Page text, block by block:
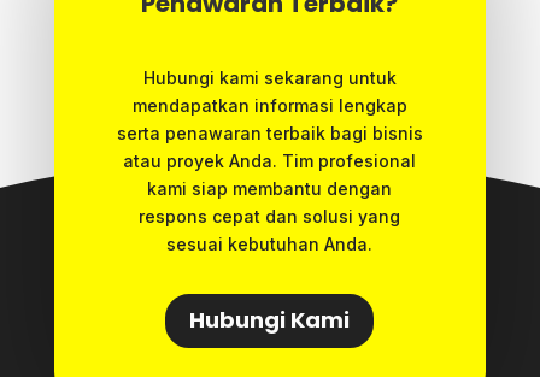
Hubungi kami sekarang untuk
mendapatkan informasi lengkap
serta penawaran terbaik bagi bisnis
atau proyek Anda. Tim profesional
kami siap membantu dengan
respons cepat dan solusi yang
sesuai kebutuhan Anda.
Hubungi Kami